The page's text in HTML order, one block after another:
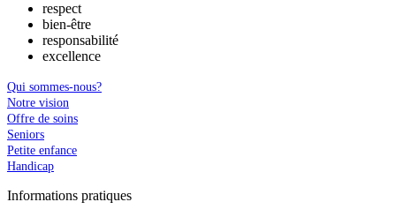
respect
bien-être
responsabilité
excellence
Qui sommes-nous?
Notre vision
Offre de soins
Seniors
Petite enfance
Handicap
Informations pratiques